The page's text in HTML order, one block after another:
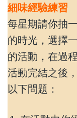
細味經驗練習
每星期請你抽
的時光，選擇
的活動，在過
活動完結之後
以下問題：